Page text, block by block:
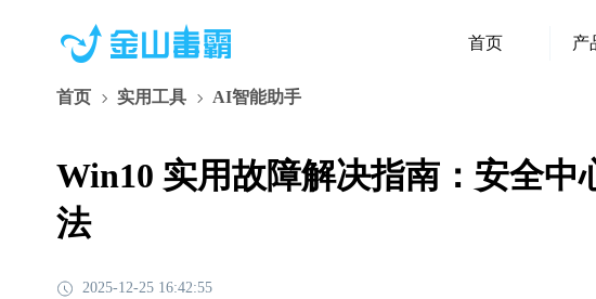
首页 产
首页 实用工具 AI智能助手
Win10 实用故障解决指南：安全
法
2025-12-25 16:42:55